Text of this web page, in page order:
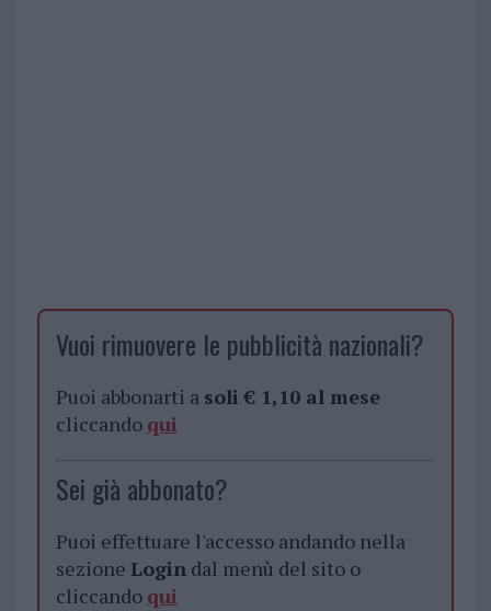
Vuoi rimuovere le pubblicità nazionali?
Puoi abbonarti a soli € 1,10 al mese
cliccando qui
Sei già abbonato?
Puoi effettuare l'accesso andando nella
sezione Logindal menù del sito o
cliccando qui